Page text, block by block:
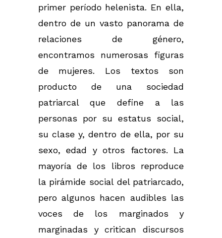
primer período helenista. En ella,
dentro de un vasto panorama de
relaciones de género,
encontramos numerosas figuras
de mujeres. Los textos son
producto de una sociedad
patriarcal que define a las
personas por su estatus social,
su clase y, dentro de ella, por su
sexo, edad y otros factores. La
mayoría de los libros reproduce
la pirámide social del patriarcado,
pero algunos hacen audibles las
voces de los marginados y
marginadas y critican discursos